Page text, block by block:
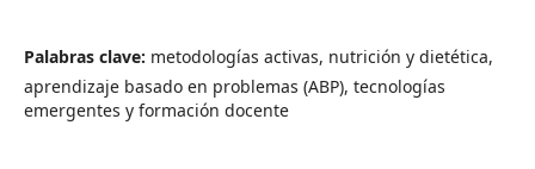
Palabras clave: metodologías activas, nutrición y dietética,
aprendizaje basado en problemas (ABP), tecnologías
emergentes y formación docente